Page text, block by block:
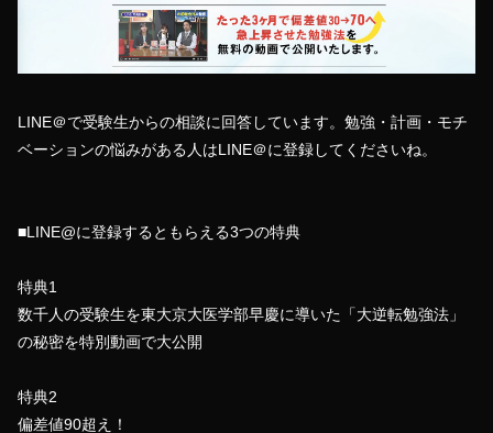
LINE＠で受験生からの相談に回答しています。勉強・計画・モチ
ベーションの悩みがある人はLINE＠に登録してくださいね。
■LINE@に登録するともらえる3つの特典
特典1
数千人の受験生を東大京大医学部早慶に導いた「大逆転勉強法」
の秘密を特別動画で大公開
特典2
偏差値90超え！